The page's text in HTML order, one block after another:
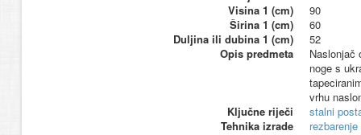
Visina 1 (cm)
90
Širina 1 (cm)
60
Duljina ili dubina 1 (cm)
52
Opis predmeta
Naslonjač
noge s
vrhu
Ključne riječi
stalni
Tehnika izrade
rezbarenje